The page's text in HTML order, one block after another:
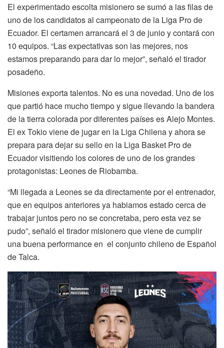
El experimentado escolta misionero se sumó a las filas de
uno de los candidatos al campeonato de la Liga Pro de
Ecuador. El certamen arrancará el 3 de junio y contará con
10 equipos. “Las expectativas son las mejores, nos
estamos preparando para dar lo mejor”, señaló el tirador
posadeño.
Misiones exporta talentos. No es una novedad. Uno de los
que partió hace mucho tiempo y sigue llevando la bandera
de la tierra colorada por diferentes países es Alejo Montes.
El ex Tokio viene de jugar en la Liga Chilena y ahora se
prepara para dejar su sello en la Liga Basket Pro de
Ecuador visitiendo los colores de uno de los grandes
protagonistas: Leones de Riobamba.
“Mi llegada a Leones se da directamente por el entrenador,
que en equipos anteriores ya habiamos estado cerca de
trabajar juntos pero no se concretaba, pero esta vez se
pudo”, señaló el tirador misionero que viene de cumplir
una buena performance en el conjunto chileno de Español
de Talca.